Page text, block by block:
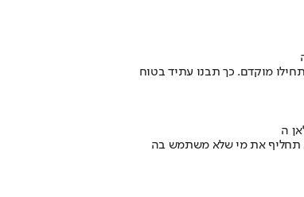
מוקדם. כך תבנו עתיד בטוח